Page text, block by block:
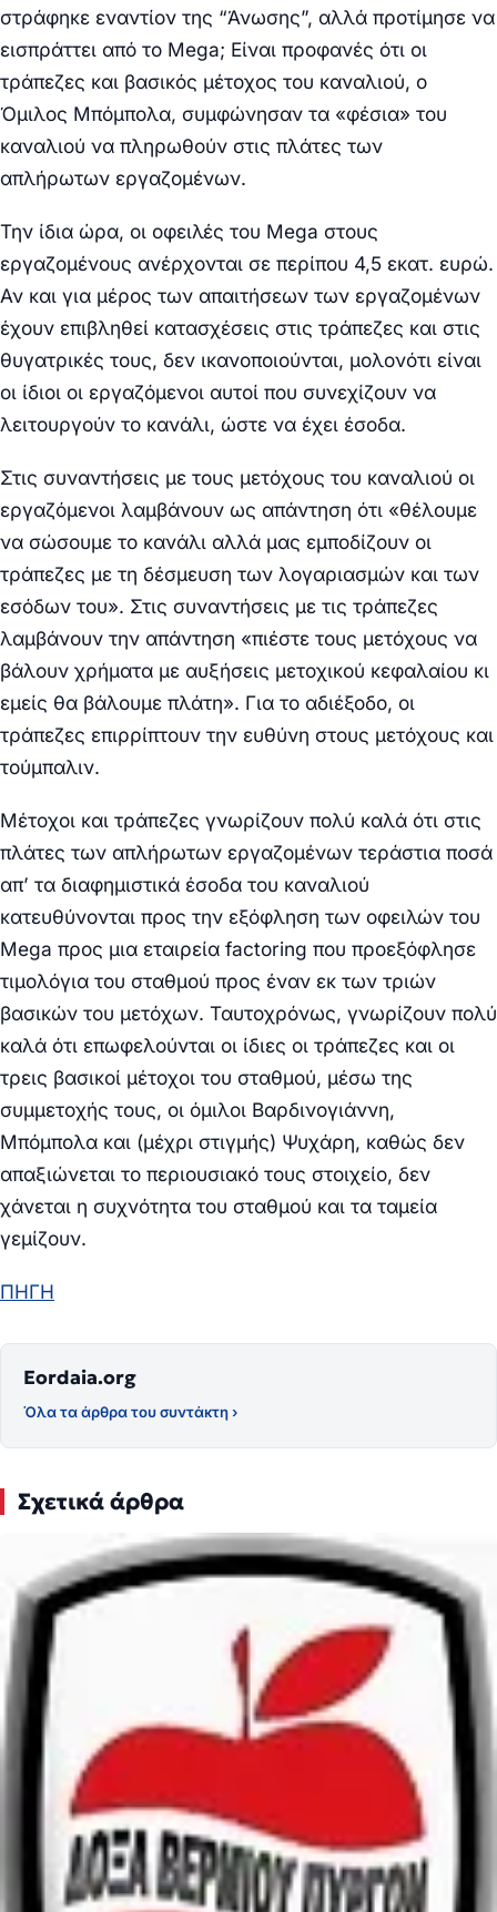
στράφηκε εναντίον της “Άνωσης”, αλλά προτίμησε να
εισπράττει από το Mega; Είναι προφανές ότι οι
τράπεζες και βασικός μέτοχος του καναλιού, ο
Όμιλος Μπόμπολα, συμφώνησαν τα «φέσια» του
καναλιού να πληρωθούν στις πλάτες των
απλήρωτων εργαζομένων.
Την ίδια ώρα, οι οφειλές του Mega στους
εργαζομένους ανέρχονται σε περίπου 4,5 εκατ. ευρώ.
Αν και για μέρος των απαιτήσεων των εργαζομένων
έχουν επιβληθεί κατασχέσεις στις τράπεζες και στις
θυγατρικές τους, δεν ικανοποιούνται, μολονότι είναι
οι ίδιοι οι εργαζόμενοι αυτοί που συνεχίζουν να
λειτουργούν το κανάλι, ώστε να έχει έσοδα.
Στις συναντήσεις με τους μετόχους του καναλιού οι
εργαζόμενοι λαμβάνουν ως απάντηση ότι «θέλουμε
να σώσουμε το κανάλι αλλά μας εμποδίζουν οι
τράπεζες με τη δέσμευση των λογαριασμών και των
εσόδων του». Στις συναντήσεις με τις τράπεζες
λαμβάνουν την απάντηση «πιέστε τους μετόχους να
βάλουν χρήματα με αυξήσεις μετοχικού κεφαλαίου κι
εμείς θα βάλουμε πλάτη». Για το αδιέξοδο, οι
τράπεζες επιρρίπτουν την ευθύνη στους μετόχους και
τούμπαλιν.
Μέτοχοι και τράπεζες γνωρίζουν πολύ καλά ότι στις
πλάτες των απλήρωτων εργαζομένων τεράστια ποσά
απ’ τα διαφημιστικά έσοδα του καναλιού
κατευθύνονται προς την εξόφληση των οφειλών του
Mega προς μια εταιρεία factoring που προεξόφλησε
τιμολόγια του σταθμού προς έναν εκ των τριών
βασικών του μετόχων. Ταυτοχρόνως, γνωρίζουν πολύ
καλά ότι επωφελούνται οι ίδιες οι τράπεζες και οι
τρεις βασικοί μέτοχοι του σταθμού, μέσω της
συμμετοχής τους, οι όμιλοι Βαρδινογιάννη,
Μπόμπολα και (μέχρι στιγμής) Ψυχάρη, καθώς δεν
απαξιώνεται το περιουσιακό τους στοιχείο, δεν
χάνεται η συχνότητα του σταθμού και τα ταμεία
γεμίζουν.
ΠΗΓΗ
Eordaia.org
Όλα τα άρθρα του συντάκτη ›
Σχετικά άρθρα